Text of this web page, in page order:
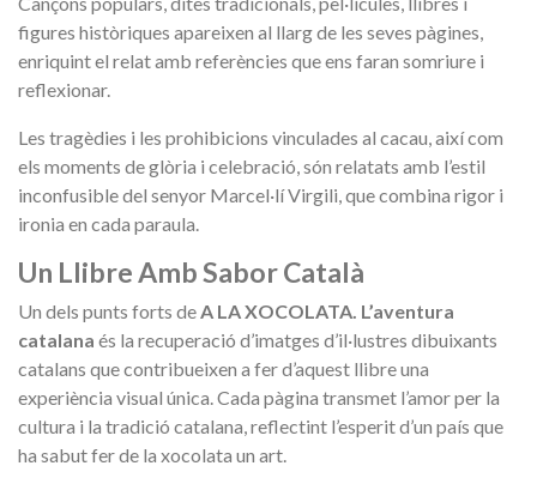
figures històriques apareixen al llarg de les seves pàgines,
enriquint el relat amb referències que ens faran somriure i
reflexionar.
Les tragèdies i les prohibicions vinculades al cacau, així com
els moments de glòria i celebració, són relatats amb l’estil
inconfusible del senyor Marcel·lí Virgili, que combina rigor i
ironia en cada paraula.
Un Llibre Amb Sabor Català
Un dels punts forts de A LA XOCOLATA. L’aventura
catalana és la recuperació d’imatges d’il·lustres dibuixants
catalans que contribueixen a fer d’aquest llibre una
experiència visual única. Cada pàgina transmet l’amor per la
cultura i la tradició catalana, reflectint l’esperit d’un país que
ha sabut fer de la xocolata un art.